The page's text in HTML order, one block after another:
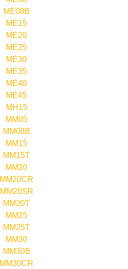
ME08B
ME15
ME20
ME25
ME30
ME35
ME40
ME45
MH15
MM05
MM08B
MM15
MM15T
MM20
MM20CR
MM20SR
MM20T
MM25
MM25T
MM30
MM30B
MM30CR